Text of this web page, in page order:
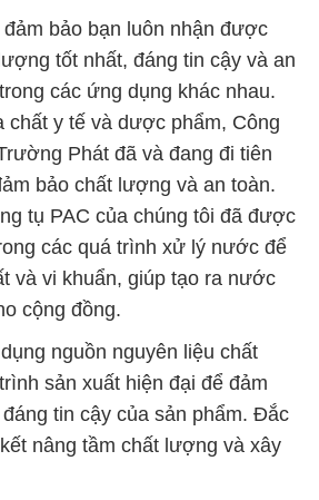
bảo bạn luôn nhận được
tốt nhất, đáng tin cậy và an
các ứng dụng khác nhau.
chất y tế và dược phẩm, Công
Phát đã và đang đi tiên
bảo chất lượng và an toàn.
tụ PAC của chúng tôi đã được
các quá trình xử lý nước để
và vi khuẩn, giúp tạo ra nước
cộng đồng.
nguồn nguyên liệu chất
sản xuất hiện đại để đảm
tin cậy của sản phẩm. Đắc
nâng tầm chất lượng và xây